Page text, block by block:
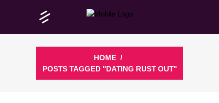
HOME /
POSTS TAGGED "DATING RUST OUT"